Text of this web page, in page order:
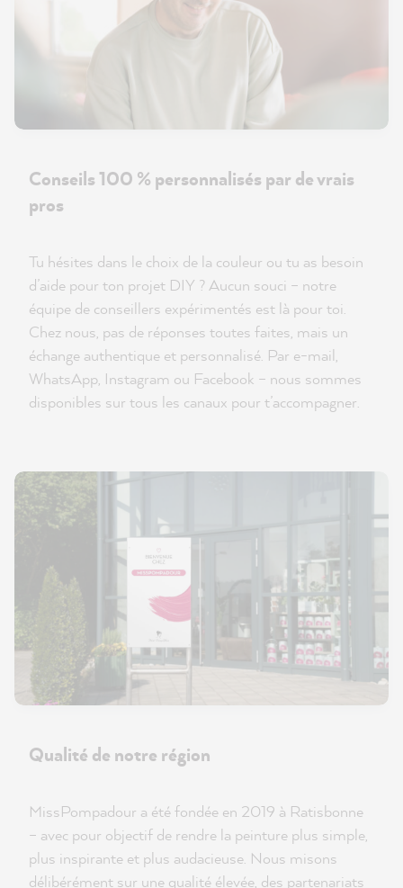
Conseils 100 % personnalisés par de vrais
pros
Tu hésites dans le choix de la couleur ou tu as besoin
d’aide pour ton projet DIY ? Aucun souci – notre
équipe de conseillers expérimentés est là pour toi.
Chez nous, pas de réponses toutes faites, mais un
échange authentique et personnalisé. Par e-mail,
WhatsApp, Instagram ou Facebook – nous sommes
disponibles sur tous les canaux pour t’accompagner.
Qualité de notre région
MissPompadour a été fondée en 2019 à Ratisbonne
– avec pour objectif de rendre la peinture plus simple,
plus inspirante et plus audacieuse. Nous misons
délibérément sur une qualité élevée, des partenariats